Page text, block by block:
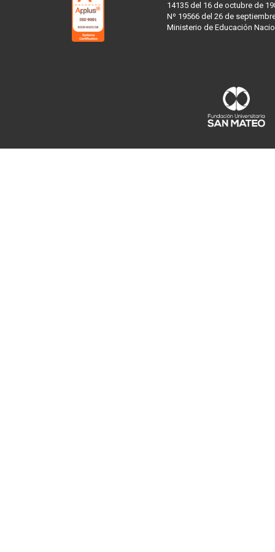
14135 del 16 de octubre de
Nº 19566 del 26 de
Ministerio de Educación